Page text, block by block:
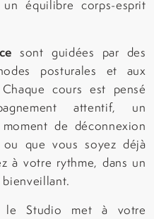
équilibre corps-esprit
sont guidées par des
posturales et aux
cours est pensé
attentif, un
de déconnexion
que vous soyez déjà
à votre rythme, dans un
le Studio met à votre